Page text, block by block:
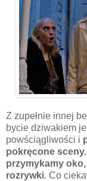
Z zupełnie innej
bycie dziwakiem
powściągliwości i
pokręcone
przymykamy
rozrywki. Co